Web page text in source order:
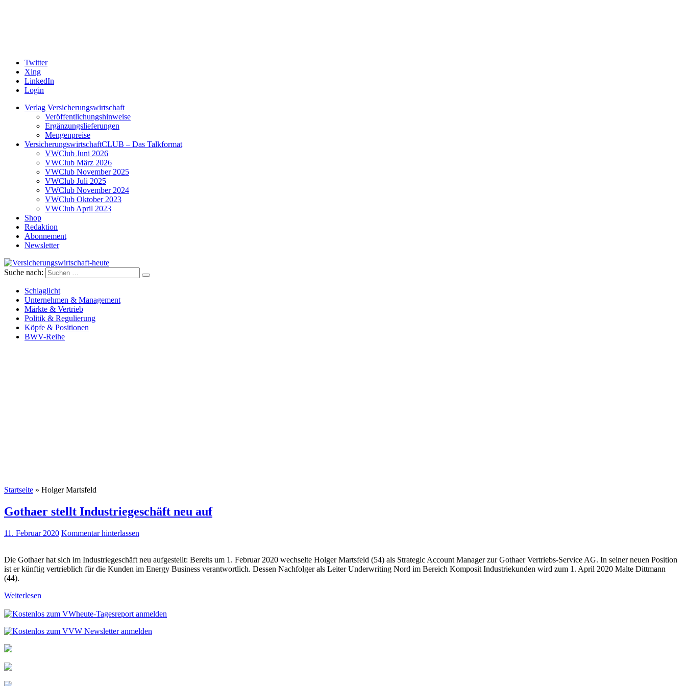
Twitter
Xing
LinkedIn
Login
Verlag Versicherungswirtschaft
Veröffentlichungshinweise
Ergänzungslieferungen
Mengenpreise
VersicherungswirtschaftCLUB – Das Talkformat
VWClub Juni 2026
VWClub März 2026
VWClub November 2025
VWClub Juli 2025
VWClub November 2024
VWClub Oktober 2023
VWClub April 2023
Shop
Redaktion
Abonnement
Newsletter
Versicherungswirtschaft-heute
Suche nach:
Schlaglicht
Unternehmen & Management
Märkte & Vertrieb
Politik & Regulierung
Köpfe & Positionen
BWV-Reihe
Startseite » Holger Martsfeld
Gothaer stellt Industriegeschäft neu auf
11. Februar 2020 Kommentar hinterlassen
Die Gothaer hat sich im Industriegeschäft neu aufgestellt: Bereits um 1. Februar 2020 wechselte Holger Martsfeld (54) als Strategic Account Manager zur Gothaer Vertriebs-Service AG. In seiner neuen Position
ist er künftig vertrieblich für die Kunden im Energy Business verantwortlich. Dessen Nachfolger als Leiter Underwriting Nord im Bereich Komposit Industriekunden wird zum 1. April 2020 Malte Dittmann
(44).
Weiterlesen